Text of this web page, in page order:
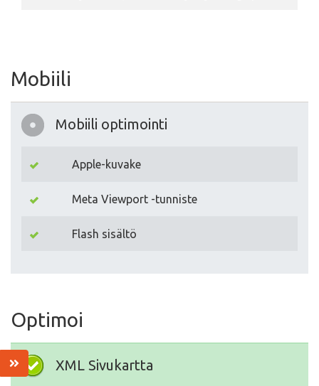
Mobiili
Mobiili optimointi
Apple-kuvake
Meta Viewport -tunniste
Flash sisältö
Optimoi
XML Sivukartta